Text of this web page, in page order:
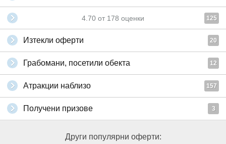
4.70 от 178 оценки 125
Изтекли оферти 20
Грабомани, посетили обекта 12
Атракции наблизо 157
Получени призове 3
Други популярни оферти: